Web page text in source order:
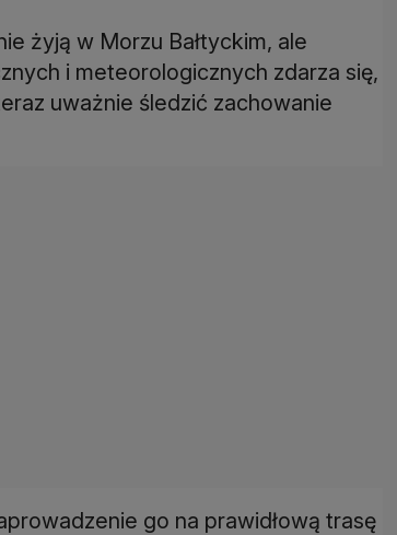
żyją w Morzu Bałtyckim, ale
i meteorologicznych zdarza się,
uważnie śledzić zachowanie
go na prawidłową trasę